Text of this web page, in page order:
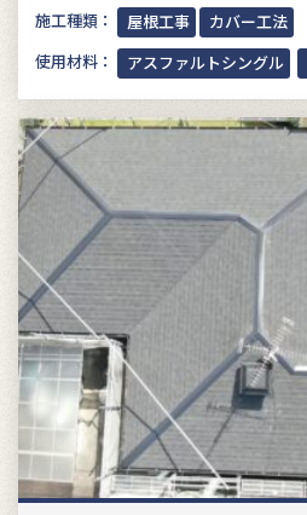
施工種類： 屋根工事
カバー工法
使用材料：
アスファルトシングル